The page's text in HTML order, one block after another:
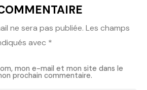
ne sera pas publiée. Les champs
avec *
mon e-mail et mon site dans le
prochain commentaire.